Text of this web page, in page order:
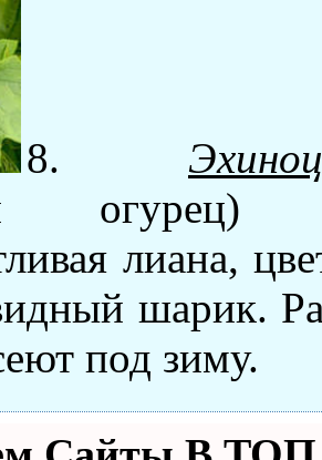
8.
огурец) –
лиана,
шарик.
под зиму.